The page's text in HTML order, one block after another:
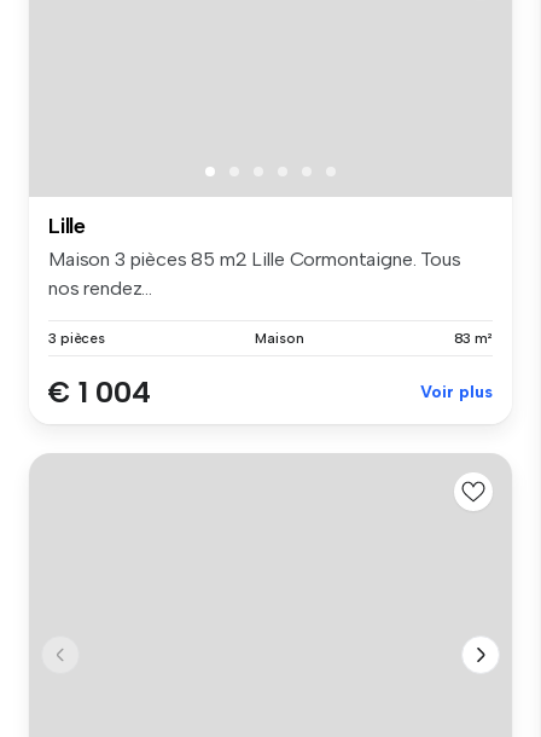
Lille
Maison 3 pièces 85 m2 Lille Cormontaigne. Tous
nos rendez...
3 pièces Maison 83 m²
€ 1 004 Voir plus